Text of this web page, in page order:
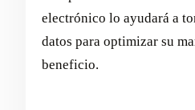
electrónico lo ayudará a
datos para optimizar su
beneficio.